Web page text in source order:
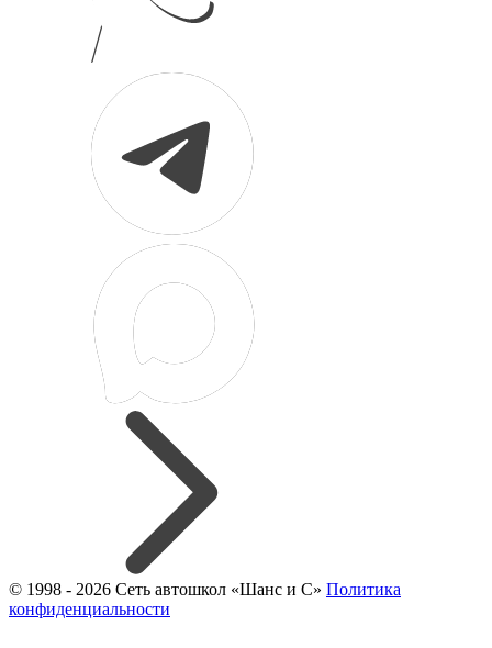
© 1998 - 2026 Сеть автошкол «Шанс и С» Политика
конфиденциальности